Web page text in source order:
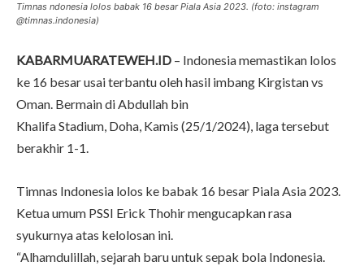
Timnas ndonesia lolos babak 16 besar Piala Asia 2023. (foto: instagram
@timnas.indonesia)
KABARMUARATEWEH.ID – Indonesia memastikan lolos
ke 16 besar usai terbantu oleh hasil imbang Kirgistan vs
Oman. Bermain di Abdullah bin
Khalifa Stadium, Doha, Kamis (25/1/2024), laga tersebut
berakhir 1-1.
Timnas Indonesia lolos ke babak 16 besar Piala Asia 2023.
Ketua umum PSSI Erick Thohir mengucapkan rasa
syukurnya atas kelolosan ini.
“Alhamdulillah, sejarah baru untuk sepak bola Indonesia.